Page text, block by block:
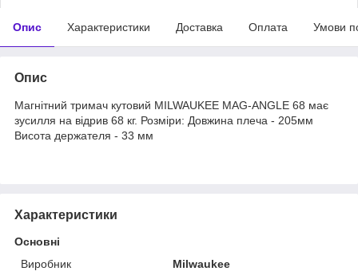
Опис Характеристики Доставка Оплата Умови
Опис
Магнітний тримач кутовий MILWAUKEE MAG-ANGLE 68 має
зусилля на відрив 68 кг. Розміри: Довжина плеча - 205мм
Висота держателя - 33 мм
Характеристики
Основні
Виробник
Milwaukee